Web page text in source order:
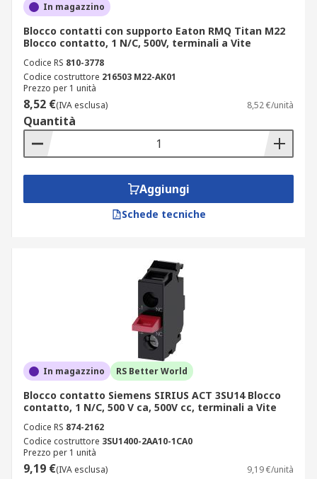
In magazzino
Blocco contatti con supporto Eaton RMQ Titan M22
Blocco contatto, 1 N/C, 500V, terminali a Vite
Codice RS 810-3778
Codice costruttore 216503 M22-AK01
Prezzo per 1 unità
8,52 €(IVA esclusa) 8,52 €/unità
Quantità
Aggiungi
Schede tecniche
In magazzino RS Better World
Blocco contatto Siemens SIRIUS ACT 3SU14 Blocco
contatto, 1 N/C, 500 V ca, 500V cc, terminali a Vite
Codice RS 874-2162
Codice costruttore 3SU1400-2AA10-1CA0
Prezzo per 1 unità
9,19 €(IVA esclusa) 9,19 €/unità